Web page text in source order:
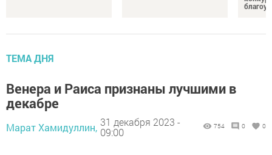
ТЕМА ДНЯ
Венера и Раиса признаны лучшими в
декабре
Марат Хамидуллин, 31 декабря 2023 -
09:00
754 0 0